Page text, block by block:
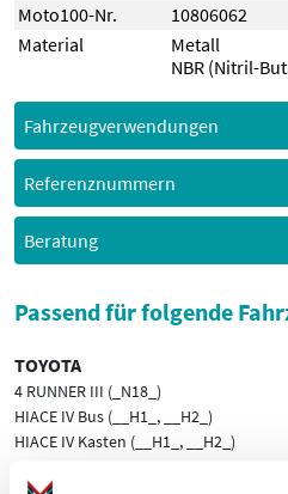
Moto100-Nr.
10806062
Material
Metall
NBR (Nitril-
Fahrzeugverwendungen
Referenznummern
Beratung
Passend für folgende
TOYOTA
4 RUNNER III (_N18_)
HIACE IV Bus (__H1_, __H2_)
HIACE IV Kasten (__H1_, __H2_)